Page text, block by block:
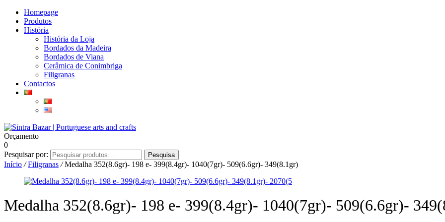
Homepage
Produtos
História
História da Loja
Bordados da Madeira
Bordados de Viana
Cerâmica de Conimbriga
Filigranas
Contactos
Orçamento
0
Pesquisar por:
Pesquisa
Início / Filigranas /Medalha 352(8.6gr)- 198 e- 399(8.4gr)- 1040(7gr)- 509(6.6gr)- 349(8.1gr)
Medalha 352(8.6gr)- 198 e- 399(8.4gr)- 1040(7gr)- 509(6.6gr)-